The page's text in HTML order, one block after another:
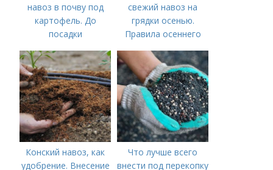
навоз в почву под
картофель. До
посадки
свежий навоз на
грядки осенью.
Правила осеннего
Конский навоз, как
удобрение. Внесение
Что лучше всего
внести под перекопку